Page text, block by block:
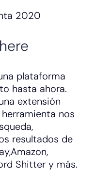
plataforma
hasta ahora.
extensión
nos
resultados de
Shitter y más.